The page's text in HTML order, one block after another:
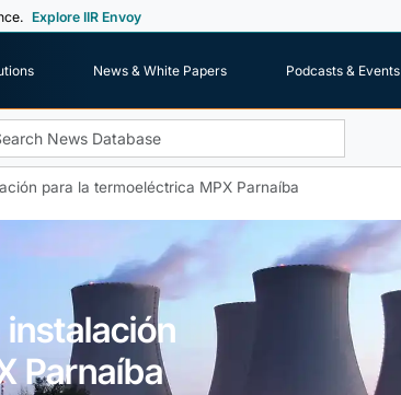
Explore IIR Envoy
News & White Papers
Podcasts & Events
para la termoeléctrica MPX Parnaíba
Parnaíba